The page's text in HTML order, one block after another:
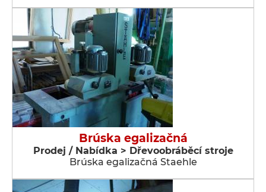
Brúska egalizačná
Prodej / Nabídka > Dřevoobráběcí stroje
Brúska egalizačná Staehle